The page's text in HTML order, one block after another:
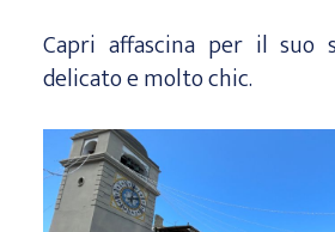
Capri affascina per il suo
delicato e molto chic.